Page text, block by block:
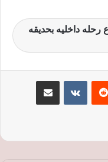
رحله داخليه بحديقه